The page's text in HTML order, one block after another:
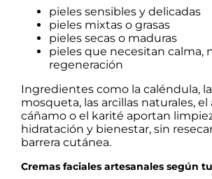
pieles sensibles y delicadas
pieles mixtas o grasas
pieles secas o maduras
pieles que necesitan calma,
regeneración
Ingredientes como la caléndula,
mosqueta, las arcillas naturales,
cáñamo o el karité aportan
hidratación y bienestar, sin
barrera cutánea.
Cremas faciales artesanales según